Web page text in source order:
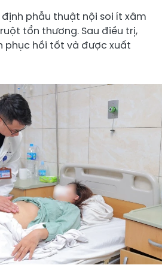
phẫu thuật nội soi ít xâm
tổn thương. Sau điều trị,
phục hồi tốt và được xuất